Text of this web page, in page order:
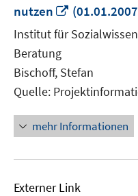
nutzen
In
neuem
Fenster
Institut für
Beratung
Bischoff, Stefan
Quelle:
mehr Informationen
Externer Link